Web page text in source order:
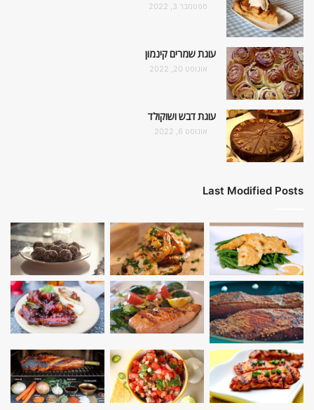
ספטמבר 3, 2022
עוגת שמרים קינמון
אוגוסט 20, 2022
עוגת דבש ושוקולד
אוגוסט 6, 2022
Last Modified Posts